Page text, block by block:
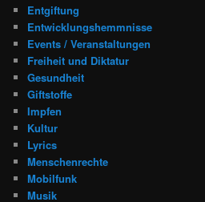
Entgiftung
Entwicklungshemmnisse
Events / Veranstaltungen
Freiheit und Diktatur
Gesundheit
Giftstoffe
Impfen
Kultur
Lyrics
Menschenrechte
Mobilfunk
Musik